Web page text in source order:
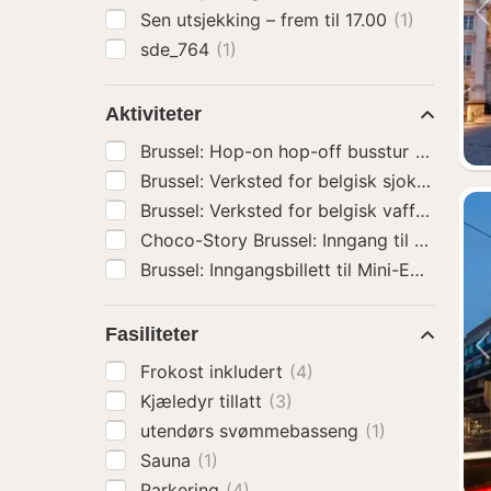
Sen utsjekking – frem til 17.00 (1)
sde_764 (1)
Aktiviteter
Brussel: Hop-on hop-off busstur (5)
Brussel: Inngangsbillett til Mini-Europa
Fasiliteter
Frokost inkludert (4)
Kjæledyr tillatt (3)
utendørs svømmebasseng (1)
Sauna (1)